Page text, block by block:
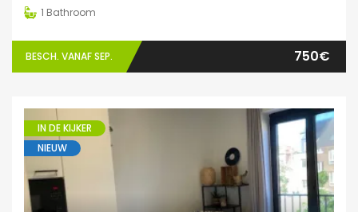
1 Bathroom
BESCH. VANAF SEP. 750€
IN DE KIJKER
NIEUW